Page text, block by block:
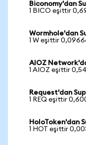
Biconomy'dan
1 BICO eşittir
Wormhole'dan
1 W eşittir
AIOZ
1 AIOZ eşittir
Request'dan
1 REQ eşittir
HoloToken'dan
1 HOT eşittir